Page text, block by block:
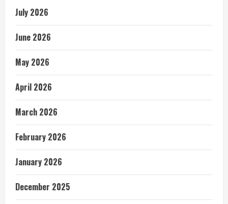
July 2026
June 2026
May 2026
April 2026
March 2026
February 2026
January 2026
December 2025